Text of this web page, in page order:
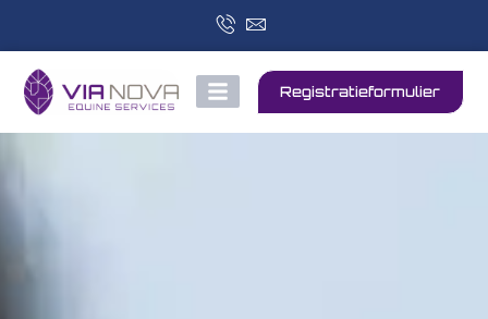
Registratieformulier